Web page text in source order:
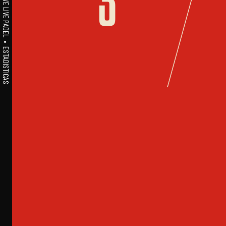
A1PADEL • WE LIVE PADEL • ESTADISTICAS